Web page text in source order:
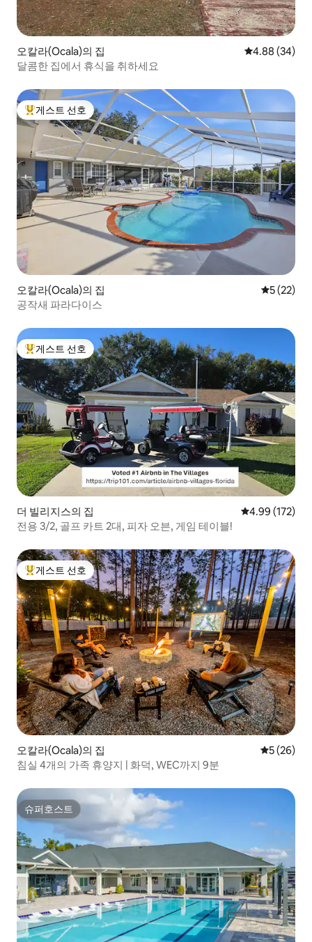
오칼라(Ocala)의 집 평점 4.88점(5
4.88 (34)
달콤한 집에서 휴식을 취하세요
상위 게스트 선호
게스트 선호
오칼라(Ocala)의 집 평점 5점
5 (22)
공작새 파라다이스
상위 게스트 선호
게스트 선호
더 빌리지스의 집 평점 4.99점(5
4.99 (172)
전용 3/2, 골프 카트 2대, 피자 오븐, 게임 테이블!
상위 게스트 선호
게스트 선호
오칼라(Ocala)의 집 평점 5점(5
5 (26)
침실 4개의 가족 휴양지 | 화덕, WEC까지 9분
슈퍼호스트
슈퍼호스트